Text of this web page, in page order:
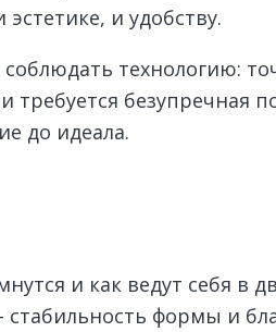
и удобству.
технологию:
безупречная
до идеала.
и как ведут себя в
стабильность формы и